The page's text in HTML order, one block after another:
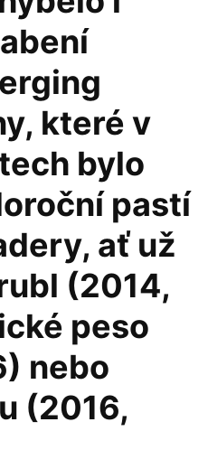
které v
bylo
pastí
ať už
(2014,
peso
nebo
(2016,